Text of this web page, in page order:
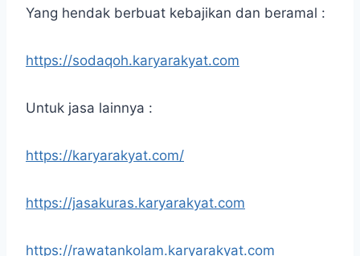
Yang hendak berbuat kebajikan dan beramal :
https://sodaqoh.karyarakyat.com
Untuk jasa lainnya :
https://karyarakyat.com/
https://jasakuras.karyarakyat.com
https://rawatankolam.karyarakyat.com